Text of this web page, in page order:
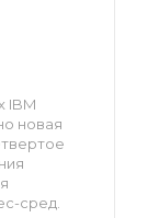
IBM
новая
сред.